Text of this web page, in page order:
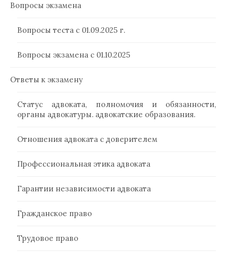
Вопросы экзамена
Вопросы теста с 01.09.2025 г.
Вопросы экзамена с 01.10.2025
Ответы к экзамену
Статус адвоката, полномочия и обязанности,
органы адвокатуры. адвокатские образования.
Отношения адвоката с доверителем
Профессиональная этика адвоката
Гарантии независимости адвоката
Гражданское право
Трудовое право